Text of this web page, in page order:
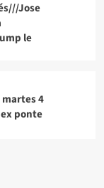
Jose
le
martes 4
ponte